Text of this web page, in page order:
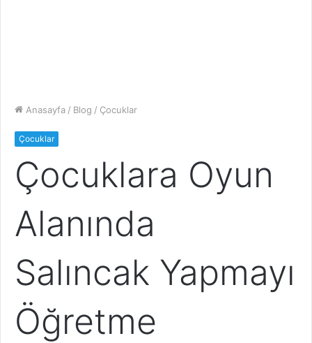
Anasayfa / Blog / Çocuklar
Çocuklar
Çocuklara Oyun
Alanında
Salıncak Yapmayı
Öğretme